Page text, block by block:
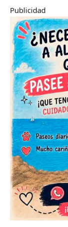
Publicidad